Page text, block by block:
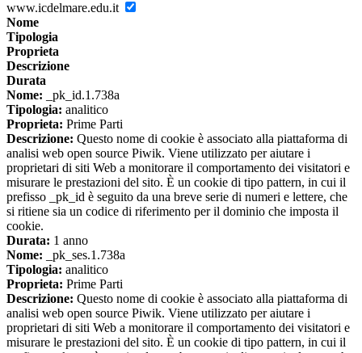
www.icdelmare.edu.it
Nome
Tipologia
Proprieta
Descrizione
Durata
Nome: _pk_id.1.738a
Tipologia: analitico
Proprieta: Prime Parti
Descrizione: Questo nome di cookie è associato alla piattaforma di
analisi web open source Piwik. Viene utilizzato per aiutare i
proprietari di siti Web a monitorare il comportamento dei visitatori e
misurare le prestazioni del sito. È un cookie di tipo pattern, in cui il
prefisso _pk_id è seguito da una breve serie di numeri e lettere, che
si ritiene sia un codice di riferimento per il dominio che imposta il
cookie.
Durata: 1 anno
Nome: _pk_ses.1.738a
Tipologia: analitico
Proprieta: Prime Parti
Descrizione: Questo nome di cookie è associato alla piattaforma di
analisi web open source Piwik. Viene utilizzato per aiutare i
proprietari di siti Web a monitorare il comportamento dei visitatori e
misurare le prestazioni del sito. È un cookie di tipo pattern, in cui il